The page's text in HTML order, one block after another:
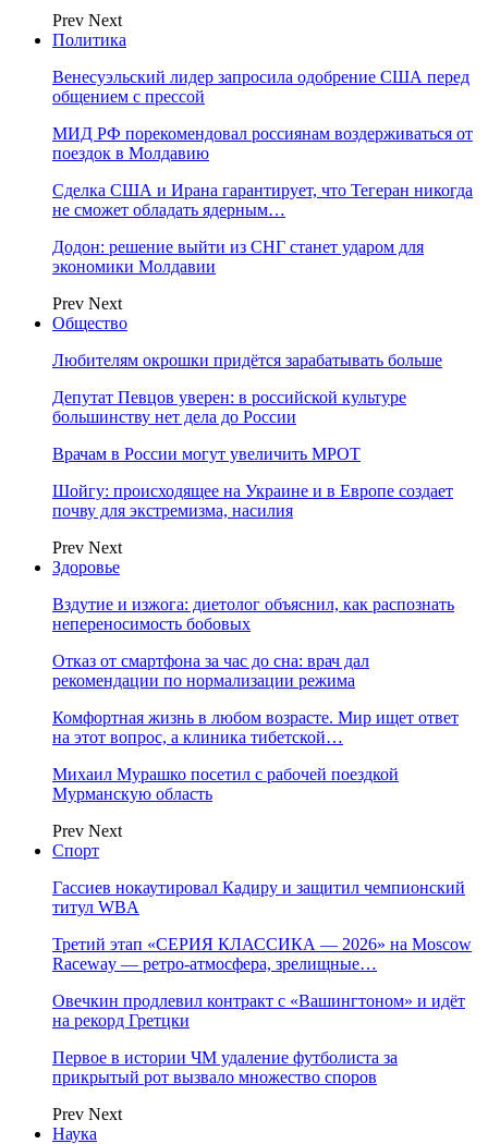
Prev Next
Политика
Венесуэльский лидер запросила одобрение США перед
общением с прессой
МИД РФ порекомендовал россиянам воздерживаться от
поездок в Молдавию
Сделка США и Ирана гарантирует, что Тегеран никогда
не сможет обладать ядерным…
Додон: решение выйти из СНГ станет ударом для
экономики Молдавии
Prev Next
Общество
Любителям окрошки придётся зарабатывать больше
Депутат Певцов уверен: в российской культуре
большинству нет дела до России
Врачам в России могут увеличить МРОТ
Шойгу: происходящее на Украине и в Европе создает
почву для экстремизма, насилия
Prev Next
Здоровье
Вздутие и изжога: диетолог объяснил, как распознать
непереносимость бобовых
Отказ от смартфона за час до сна: врач дал
рекомендации по нормализации режима
Комфортная жизнь в любом возрасте. Мир ищет ответ
на этот вопрос, а клиника тибетской…
Михаил Мурашко посетил с рабочей поездкой
Мурманскую область
Prev Next
Спорт
Гассиев нокаутировал Кадиру и защитил чемпионский
титул WBA
Третий этап «СЕРИЯ КЛАССИКА — 2026» на Moscow
Raceway — ретро‑атмосфера, зрелищные…
Овечкин продлевил контракт с «Вашингтоном» и идёт
на рекорд Гретцки
Первое в истории ЧМ удаление футболиста за
прикрытый рот вызвало множество споров
Prev Next
Наука